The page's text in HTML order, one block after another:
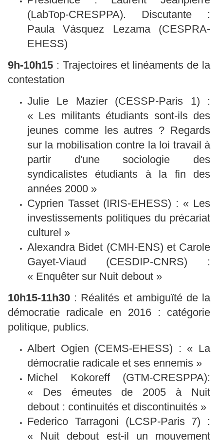
(LabTop-CRESPPA). Discutante :
Paula Vásquez Lezama (CESPRA-
EHESS)
9h-10h15 : Trajectoires et linéaments de la
contestation
Julie Le Mazier (CESSP-Paris 1) :
« Les militants étudiants sont-ils des
jeunes comme les autres ? Regards
sur la mobilisation contre la loi travail à
partir d'une sociologie des
syndicalistes étudiants à la fin des
années 2000 »
Cyprien Tasset (IRIS-EHESS) : « Les
investissements politiques du précariat
culturel »
Alexandra Bidet (CMH-ENS) et Carole
Gayet-Viaud (CESDIP-CNRS) :
« Enquêter sur Nuit debout »
10h15-11h30 : Réalités et ambiguïté de la
démocratie radicale en 2016 : catégorie
politique, publics.
Albert Ogien (CEMS-EHESS) : « La
démocratie radicale et ses ennemis »
Michel Kokoreff (GTM-CRESPPA):
« Des émeutes de 2005 à Nuit
debout : continuités et discontinuités »
Federico Tarragoni (LCSP-Paris 7) :
« Nuit debout est-il un mouvement